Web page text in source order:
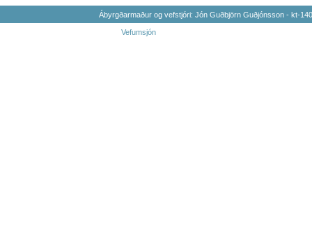
Ábyrgðarmaður og vefstjóri: Jón Guðbjörn Guðjónsson - kt-
Vefumsjón